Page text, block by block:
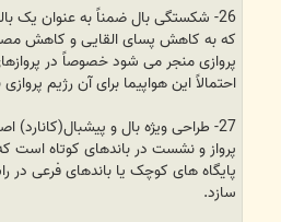
26- شکستگی بال ضمناً به عنوان یک
که به کاهش پسای القایی و کاهش
پروازی منجر می شود خصوصاً در
احتمالاً این هواپیما برای آن رژیم
27- طراحی ویژه بال و پیشبال(کانارد)
پرواز و نشست در باندهای کوتاه است که
پایگاه های کوچک یا باندهای فرعی در
سازد.